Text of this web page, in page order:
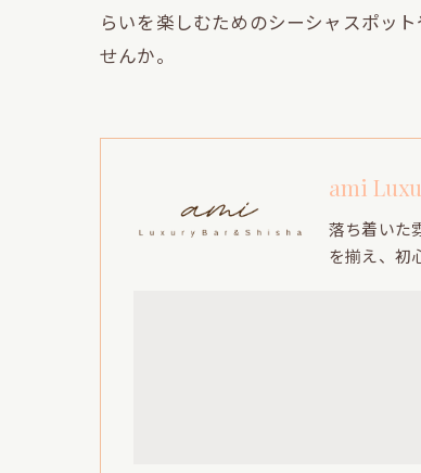
らいを楽しむためのシーシャスポッ
せんか。
ami
落ち着いた
を揃え、初